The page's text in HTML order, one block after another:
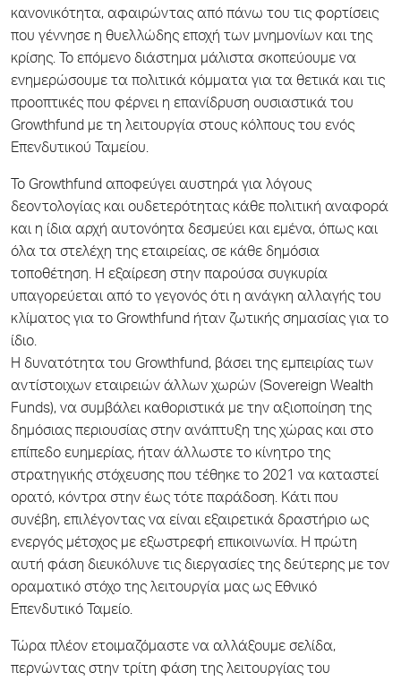
κανονικότητα, αφαιρώντας από πάνω του τις φορτίσεις
που γέννησε η θυελλώδης εποχή των μνημονίων και της
κρίσης. Το επόμενο διάστημα μάλιστα σκοπεύουμε να
ενημερώσουμε τα πολιτικά κόμματα για τα θετικά και τις
προοπτικές που φέρνει η επανίδρυση ουσιαστικά του
Growthfund με τη λειτουργία στους κόλπους του ενός
Επενδυτικού Ταμείου.
Το Growthfund αποφεύγει αυστηρά για λόγους
δεοντολογίας και ουδετερότητας κάθε πολιτική αναφορά
και η ίδια αρχή αυτονόητα δεσμεύει και εμένα, όπως και
όλα τα στελέχη της εταιρείας, σε κάθε δημόσια
τοποθέτηση. Η εξαίρεση στην παρούσα συγκυρία
υπαγορεύεται από το γεγονός ότι η ανάγκη αλλαγής του
κλίματος για το Growthfund ήταν ζωτικής σημασίας για το
ίδιο.
Η δυνατότητα του Growthfund, βάσει της εμπειρίας των
αντίστοιχων εταιρειών άλλων χωρών (Sovereign Wealth
Funds), να συμβάλει καθοριστικά με την αξιοποίηση της
δημόσιας περιουσίας στην ανάπτυξη της χώρας και στο
επίπεδο ευημερίας, ήταν άλλωστε το κίνητρο της
στρατηγικής στόχευσης που τέθηκε το 2021 να καταστεί
ορατό, κόντρα στην έως τότε παράδοση. Κάτι που
συνέβη, επιλέγοντας να είναι εξαιρετικά δραστήριο ως
ενεργός μέτοχος με εξωστρεφή επικοινωνία. Η πρώτη
αυτή φάση διευκόλυνε τις διεργασίες της δεύτερης με τον
οραματικό στόχο της λειτουργία μας ως Εθνικό
Επενδυτικό Ταμείο.
Τώρα πλέον ετοιμαζόμαστε να αλλάξουμε σελίδα,
περνώντας στην τρίτη φάση της λειτουργίας του